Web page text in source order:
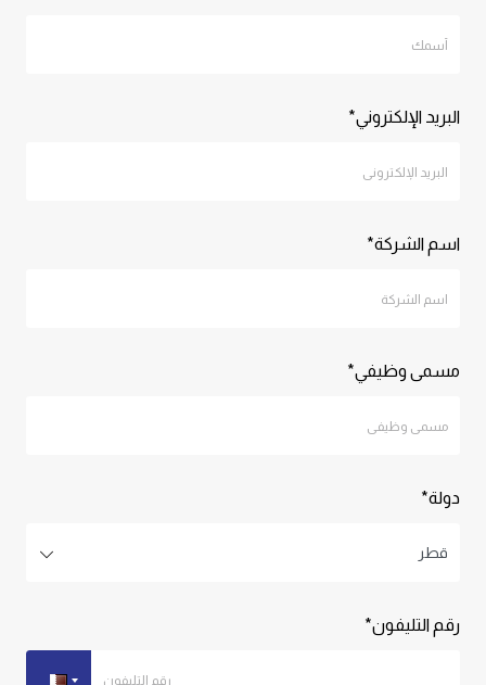
البريد الإلكتروني*
اسم الشركة*
مسمى وظيفي*
دولة*
رقم التليفون*